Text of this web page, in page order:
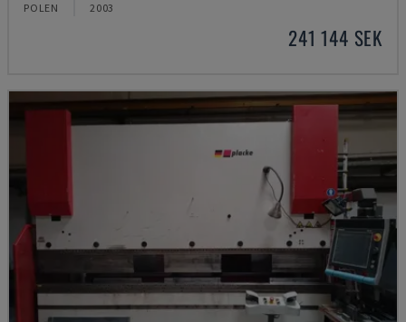
POLEN 2003
241 144 SEK